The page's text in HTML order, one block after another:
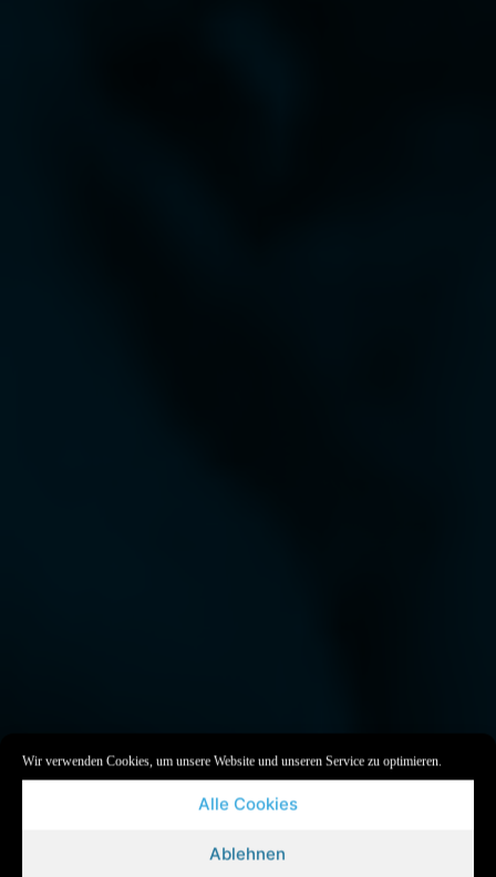
Wir verwenden Cookies, um unsere Website und unseren Service zu optimieren.
Alle Cookies
Ablehnen